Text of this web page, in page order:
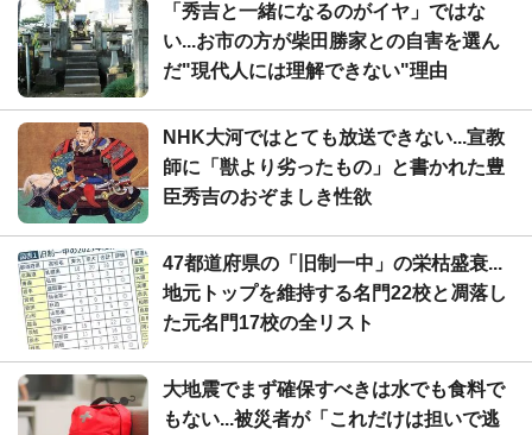
「秀吉と一緒になるのがイヤ」ではな
い...お市の方が柴田勝家との自害を選ん
だ"現代人には理解できない"理由
NHK大河ではとても放送できない...宣教
師に「獣より劣ったもの」と書かれた豊
臣秀吉のおぞましき性欲
47都道府県の「旧制一中」の栄枯盛衰...
地元トップを維持する名門22校と凋落し
た元名門17校の全リスト
大地震でまず確保すべきは水でも食料で
もない...被災者が「これだけは担いで逃